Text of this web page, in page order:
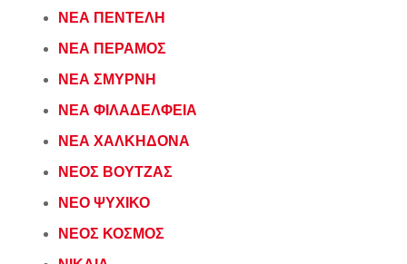
ΝΕΑ ΠΕΝΤΕΛΗ
ΝΕΑ ΠΕΡΑΜΟΣ
ΝΕΑ ΣΜΥΡΝΗ
ΝΕΑ ΦΙΛΑΔΕΛΦΕΙΑ
ΝΕΑ ΧΑΛΚΗΔΟΝΑ
ΝΕΟΣ ΒΟΥΤΖΑΣ
ΝΕΟ ΨΥΧΙΚΟ
ΝΕΟΣ ΚΟΣΜΟΣ